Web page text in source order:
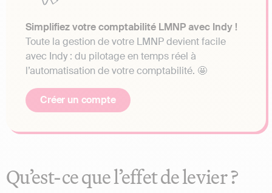
Simplifiez votre comptabilité LMNP avec Indy !
Toute la gestion de votre LMNP devient facile
avec Indy : du pilotage en temps réel à
l’automatisation de votre comptabilité. 🤩
Créer un compte
Qu’est-ce que l’effet de levier ?